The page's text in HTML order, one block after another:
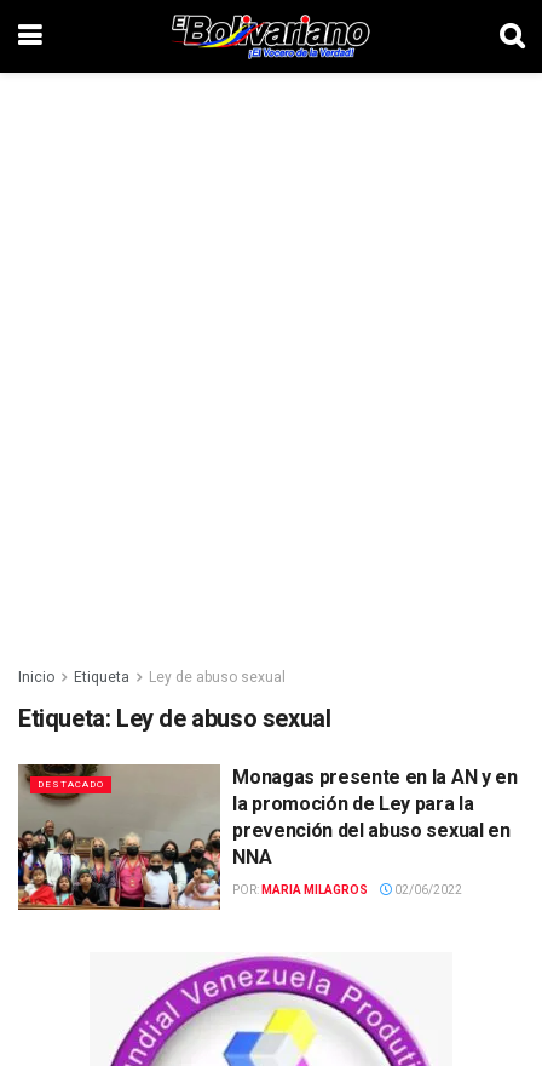
Inicio Etiqueta Ley de abuso sexual
Etiqueta: Ley de abuso sexual
DESTACADO
Monagas presente en la AN y en
la promoción de Ley para la
prevención del abuso sexual en
NNA
POR: MARIA MILAGROS 02/06/2022